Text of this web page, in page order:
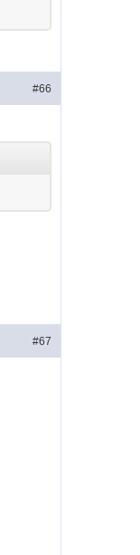
#66
#67